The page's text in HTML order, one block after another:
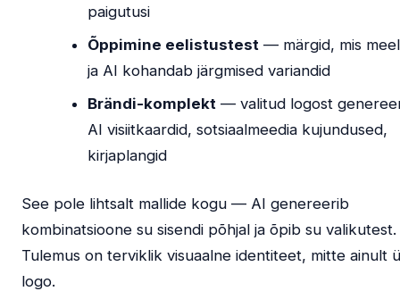
paigutusi
Õppimine eelistustest — märgid, mis
ja AI kohandab järgmised variandid
Brändi-komplekt — valitud logost
AI visiitkaardid, sotsiaalmeedia kujundused,
kirjaplangid
See pole lihtsalt mallide kogu — AI genereerib
kombinatsioone su sisendi põhjal ja õpib su valikutest.
Tulemus on terviklik visuaalne identiteet, mitte ainult
logo.